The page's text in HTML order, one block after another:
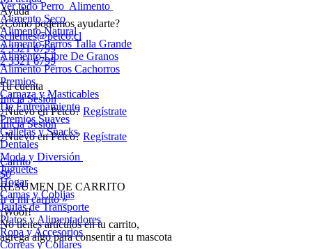
Ayuda
¿Cómo podemos ayudarte?
sclientes@petco.cl
2 3321 6799
2 3321 6799
Tu cuenta
Inicia Sesión
¿Nuevo en Petco? Regístrate
Inicia Sesión
¿Nuevo en Petco? Regístrate
Carrito
$0
RESUMEN DE CARRITO
Ir a mi carrito »
¡Woof!
No tíenes artículos en tu carrito,
agrega algo para consentir a tu mascota
Ver todo Perro Alimento
Alimento Seco
Alimento Natural
Alimento Perros Talla Grande
Alimento Libre De Granos
Alimento Perros Cachorros
Premios
Carnaza y Masticables
De Entrenamiento
Premios Suaves
Galletas y Snacks
Dentales
Moda y Diversión
Juguetes
Hogar
Camas y Cobijas
Jaulas de Transporte
Platos y Alimentadores
Ropa y Accesorios
Correas y Collares